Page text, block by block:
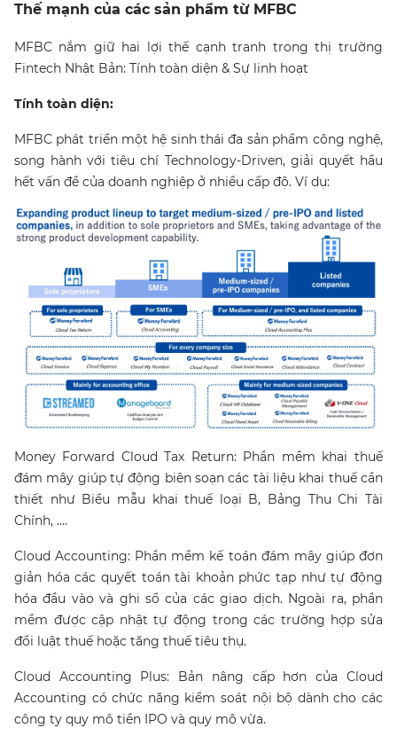
Thế mạnh của các sản phẩm từ MFBC
MFBC nắm giữ hai lợi thế cạnh tranh trong thị trường
Fintech Nhật Bản: Tính toàn diện & Sự linh hoạt
Tính toàn diện:
MFBC phát triển một hệ sinh thái đa sản phẩm công nghệ,
song hành với tiêu chí Technology-Driven, giải quyết hầu
hết vấn đề của doanh nghiệp ở nhiều cấp độ. Ví dụ:
Money Forward Cloud Tax Return: Phần mềm khai thuế
đám mây giúp tự động biên soạn các tài liệu khai thuế cần
thiết như Biểu mẫu khai thuế loại B, Bảng Thu Chi Tài
Chính, ….
Cloud Accounting: Phần mềm kế toán đám mây giúp đơn
giản hóa các quyết toán tài khoản phức tạp như tự động
hóa đầu vào và ghi sổ của các giao dịch. Ngoài ra, phần
mềm được cập nhật tự động trong các trường hợp sửa
đổi luật thuế hoặc tăng thuế tiêu thụ.
Cloud Accounting Plus: Bản nâng cấp hơn của Cloud
Accounting có chức năng kiểm soát nội bộ dành cho các
công ty quy mô tiền IPO và quy mô vừa.